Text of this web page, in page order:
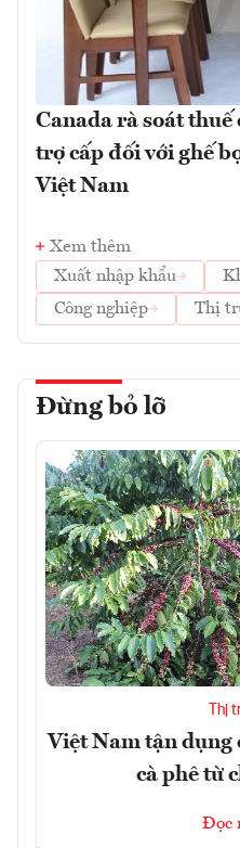
Canada rà soát thuế
trợ cấp đối với ghế
Việt Nam
Xem thêm
Xuất nhập khẩu
Công nghiệp
Thị
Đừng bỏ lỡ
Thị
Việt Nam tận dụng
cà phê từ
Đọc